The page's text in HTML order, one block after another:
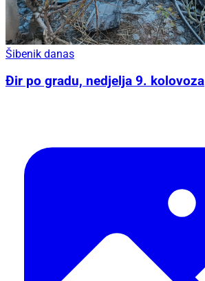
Šibenik danas
Đir po gradu, nedjelja 9. kolovoza